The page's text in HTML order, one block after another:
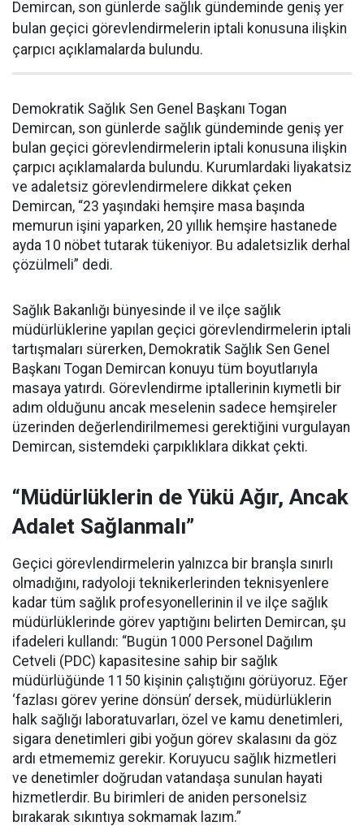
Demircan, son günlerde sağlık gündeminde geniş yer
bulan geçici görevlendirmelerin iptali konusuna ilişkin
çarpıcı açıklamalarda bulundu.
Demokratik Sağlık Sen Genel Başkanı Togan
Demircan, son günlerde sağlık gündeminde geniş yer
bulan geçici görevlendirmelerin iptali konusuna ilişkin
çarpıcı açıklamalarda bulundu. Kurumlardaki liyakatsiz
ve adaletsiz görevlendirmelere dikkat çeken
Demircan, “23 yaşındaki hemşire masa başında
memurun işini yaparken, 20 yıllık hemşire hastanede
ayda 10 nöbet tutarak tükeniyor. Bu adaletsizlik derhal
çözülmeli” dedi.
Sağlık Bakanlığı bünyesinde il ve ilçe sağlık
müdürlüklerine yapılan geçici görevlendirmelerin iptali
tartışmaları sürerken, Demokratik Sağlık Sen Genel
Başkanı Togan Demircan konuyu tüm boyutlarıyla
masaya yatırdı. Görevlendirme iptallerinin kıymetli bir
adım olduğunu ancak meselenin sadece hemşireler
üzerinden değerlendirilmemesi gerektiğini vurgulayan
Demircan, sistemdeki çarpıklıklara dikkat çekti.
“Müdürlüklerin de Yükü Ağır, Ancak
Adalet Sağlanmalı”
Geçici görevlendirmelerin yalnızca bir branşla sınırlı
olmadığını, radyoloji teknikerlerinden teknisyenlere
kadar tüm sağlık profesyonellerinin il ve ilçe sağlık
müdürlüklerinde görev yaptığını belirten Demircan, şu
ifadeleri kullandı: “Bugün 1000 Personel Dağılım
Cetveli (PDC) kapasitesine sahip bir sağlık
müdürlüğünde 1150 kişinin çalıştığını görüyoruz. Eğer
‘fazlası görev yerine dönsün’ dersek, müdürlüklerin
halk sağlığı laboratuvarları, özel ve kamu denetimleri,
sigara denetimleri gibi yoğun görev skalasını da göz
ardı etmememiz gerekir. Koruyucu sağlık hizmetleri
ve denetimler doğrudan vatandaşa sunulan hayati
hizmetlerdir. Bu birimleri de aniden personelsiz
bırakarak sıkıntıya sokmamak lazım.”